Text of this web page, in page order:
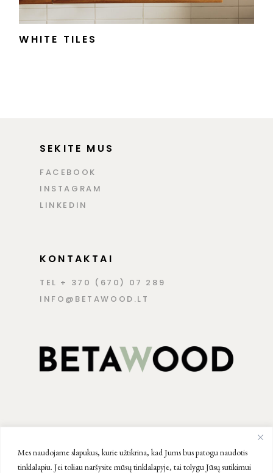
Mes naudojame slapukus, kurie užtikrina, kad Jums bus patogu naudotis
tinklalapiu. Jei toliau naršysite mūsų tinklalapyje, tai tolygu Jūsų sutikimui
WHITE TILES
SEKITE MUS
FACEBOOK
INSTAGRAM
LINKEDIN
KONTAKTAI
TEL + 370 (670) 07 289
INFO@BETAWOOD.LT